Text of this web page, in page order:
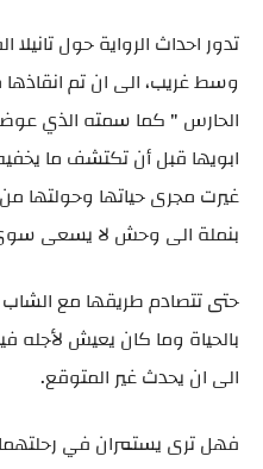
تدور احداث الرواية حول تانيلا
وسط غريب، الى ان تم
الحارس " كما سمته الذي
ابويها قبل أن تكتشف ما
غيرت مجرى حياتها وحولتها
بنملة الى وحش لا يسعى سوى
حتى تتصادم طريقها مع
بالحياة وما كان يعيش
الى ان يحدث غير المتوقع.
فهل ترى يستمران في